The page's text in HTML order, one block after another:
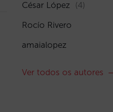
César López (4)
Rocío Rivero
amaialopez
Ver todos os autores